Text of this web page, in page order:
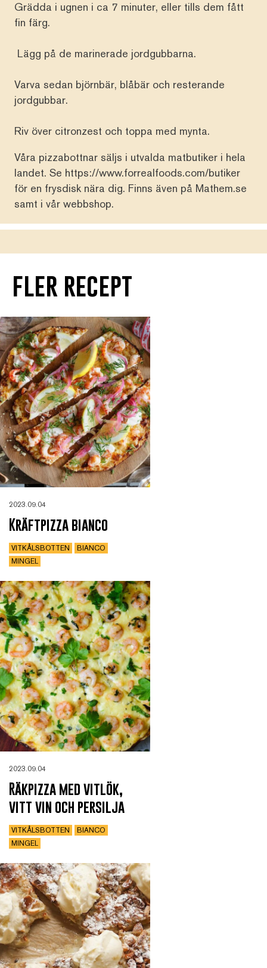
Grädda i ugnen i ca 7 minuter, eller tills dem fått
fin färg.
Lägg på de marinerade jordgubbarna.
Varva sedan björnbär, blåbär och resterande
jordgubbar.
Riv över citronzest och toppa med mynta.
Våra pizzabottnar säljs i utvalda matbutiker i hela
landet. Se https://www.forrealfoods.com/butiker
för en frysdisk nära dig. Finns även på Mathem.se
samt i vår webbshop.
fler recept
2023.09.04
Kräftpizza bianco
VITKÅLSBOTTEN
BIANCO
MINGEL
2023.09.04
Räkpizza med vitlök,
vitt vin och persilja
VITKÅLSBOTTEN
BIANCO
MINGEL